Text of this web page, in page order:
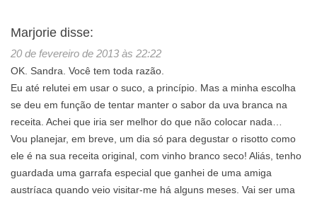
Marjorie disse:
20 de fevereiro de 2013 às 22:22
OK. Sandra. Você tem toda razão.
Eu até relutei em usar o suco, a princípio. Mas a minha escolha
se deu em função de tentar manter o sabor da uva branca na
receita. Achei que iria ser melhor do que não colocar nada…
Vou planejar, em breve, um dia só para degustar o risotto como
ele é na sua receita original, com vinho branco seco! Aliás, tenho
guardada uma garrafa especial que ganhei de uma amiga
austríaca quando veio visitar-me há alguns meses. Vai ser uma